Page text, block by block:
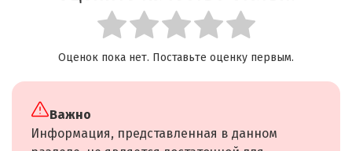
Оценок пока нет. Поставьте оценку первым.
Важно
Информация, представленная в данном